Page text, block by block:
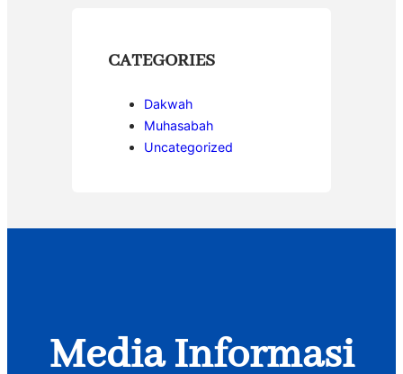
CATEGORIES
Dakwah
Muhasabah
Uncategorized
Media Informasi